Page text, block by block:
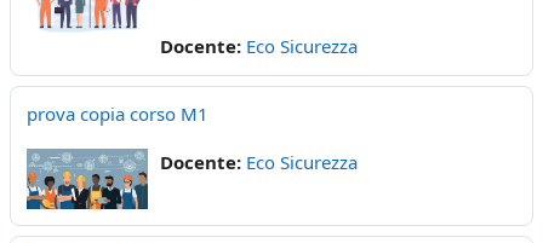
Docente: Eco Sicurezza
prova copia corso M1
Docente: Eco Sicurezza